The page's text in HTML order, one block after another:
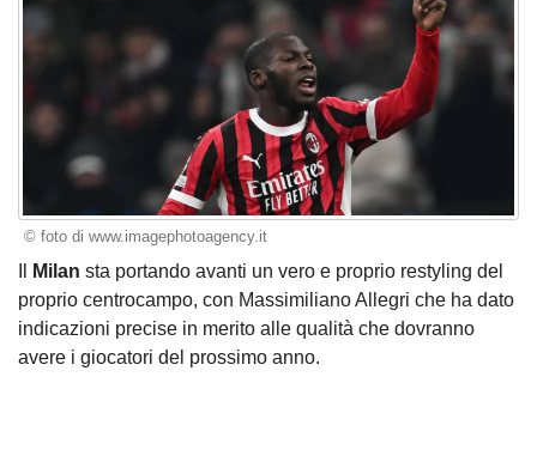
© foto di www.imagephotoagency.it
Milan sta portando avanti un vero e proprio restyling del
proprio centrocampo, con Massimiliano Allegri che ha dato
indicazioni precise in merito alle qualità che dovranno
avere i giocatori del prossimo anno.